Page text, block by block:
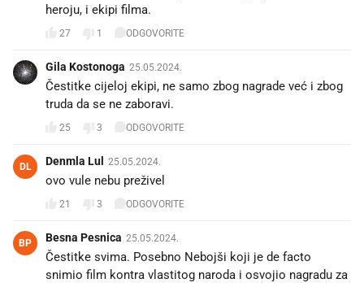
heroju, i ekipi filma.
27 1 ODGOVORITE
Gila Kostonoga 25.05.2024.
Čestitke cijeloj ekipi, ne samo zbog nagrade već i zbog
truda da se ne zaboravi.
25 3 ODGOVORITE
DL Denmla Lul 25.05.2024.
ovo vule nebu preživel
21 3 ODGOVORITE
BP Besna Pesnica 25.05.2024.
Čestitke svima. Posebno Nebojši koji je de facto
snimio film kontra vlastitog naroda i osvojio nagradu za